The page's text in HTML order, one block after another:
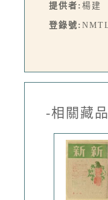
提供者: 楊建
登錄號:
-相關藏